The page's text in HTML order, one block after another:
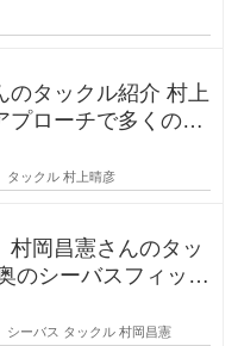
ックル紹介 村上
プローチで多くのフ
タックル 村上晴彦
村岡昌憲さんのタッ
シーバス タックル 村岡昌憲